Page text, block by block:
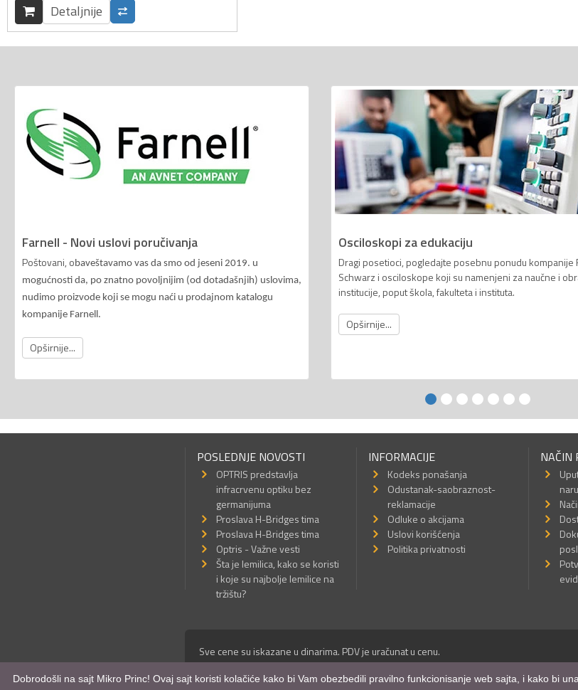
Detaljnije
Farnell - Novi uslovi poručivanja
Poštovani, o baveštavamo vas da smo od jeseni 2019. u
mogućnosti da, po znatno povoljnijim (od dotadašnjih) uslovima,
nudimo proizvode koji se mogu naći u prodajnom katalogu
kompanije Farnell.
Opširnije...
Osciloskopi za edukaciju
Dragi posetioci, pogledajte posebnu ponudu kompanije
Schwarz i osciloskope koji su namenjeni za naučne i
institucije, poput škola, fakulteta i instituta.
Opširnije...
POSLEDNJE NOVOSTI
OPTRIS predstavlja
infracrvenu optiku bez
germanijuma
Proslava H-Bridges tima
Proslava H-Bridges tima
Optris - Važne vesti
Šta je lemilica, kako se koristi
i koje su najbolje lemilice na
tržištu?
INFORMACIJE
Kodeks ponašanja
Odustanak-saobraznost-
reklamacije
Odluke o akcijama
Uslovi korišćenja
Politika privatnosti
NAČIN
Sve cene su iskazane u dinarima. PDV je uračunat u cenu.
© Mikro Princ 1999 - 2026. Sva prava su zadržana.
Kreirao*nbgcreator |Izdrada Internet prodavnice,Izrada sajtaimobilnih aplikacijai SEO
Dobrodošli na sajt Mikro Princ! Ovaj sajt koristi kolačiće kako bi Vam obezbedili pravilno funkcionisanje web sajta, i kako bi